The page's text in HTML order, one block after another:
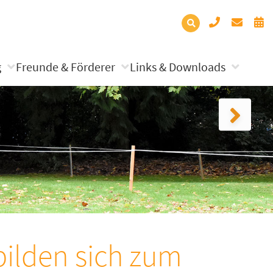
Freunde & Förderer Links & Downloads
sich zum